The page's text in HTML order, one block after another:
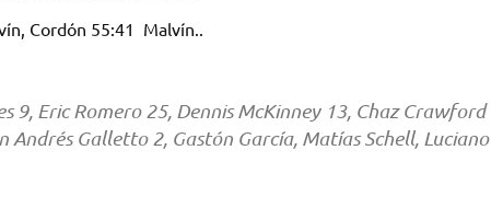
Cordón 55:41 Malvín..
9, Eric Romero 25, Dennis McKinney 13, Chaz Crawford
Galletto 2, Gastón García, Matías Schell, Luciano